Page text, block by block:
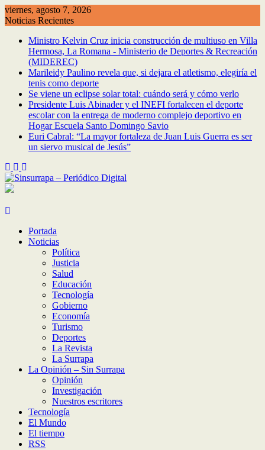
Saltar
al
viernes, agosto 7, 2026
Noticias Recientes
Ministro Kelvin Cruz inicia construcción de multiuso en Villa
Hermosa, La Romana - Ministerio de Deportes & Recreación
(MIDEREC)
Marileidy Paulino revela que, si dejara el atletismo, elegiría el
tenis como deporte
Se viene un eclipse solar total: cuándo será y cómo verlo
Presidente Luis Abinader y el INEFI fortalecen el deporte
escolar con la entrega de moderno complejo deportivo en
Hogar Escuela Santo Domingo Savio
Euri Cabral: “La mayor fortaleza de Juan Luis Guerra es ser
un siervo musical de Jesús”
Portada
Noticias
Política
Justicia
Salud
Educación
Tecnología
Gobierno
Economía
Turismo
Deportes
La Revista
La Surrapa
La Opinión – Sin Surrapa
Opinión
Investigación
Nuestros escritores
Tecnología
El Mundo
El tiempo
RSS